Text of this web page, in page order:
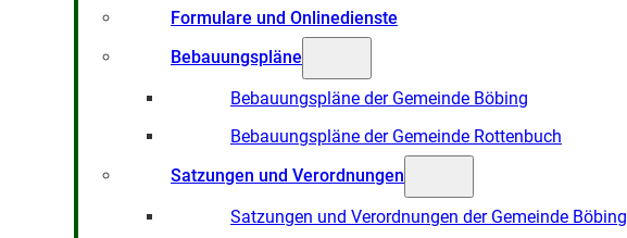
Formulare und Onlinedienste
Bebauungspläne
Bebauungspläne der Gemeinde Böbing
Bebauungspläne der Gemeinde Rottenbuch
Satzungen und Verordnungen
Satzungen und Verordnungen der Gemeinde Böbing